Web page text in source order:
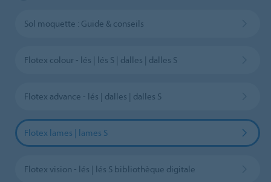
Sol moquette : Guide & conseils
Flotex colour - lés | lés S | dalles | dalles S
Flotex advance - lés | dalles | dalles S
Flotex lames | lames S
Flotex vision - lés | lés S bibliothèque digitale